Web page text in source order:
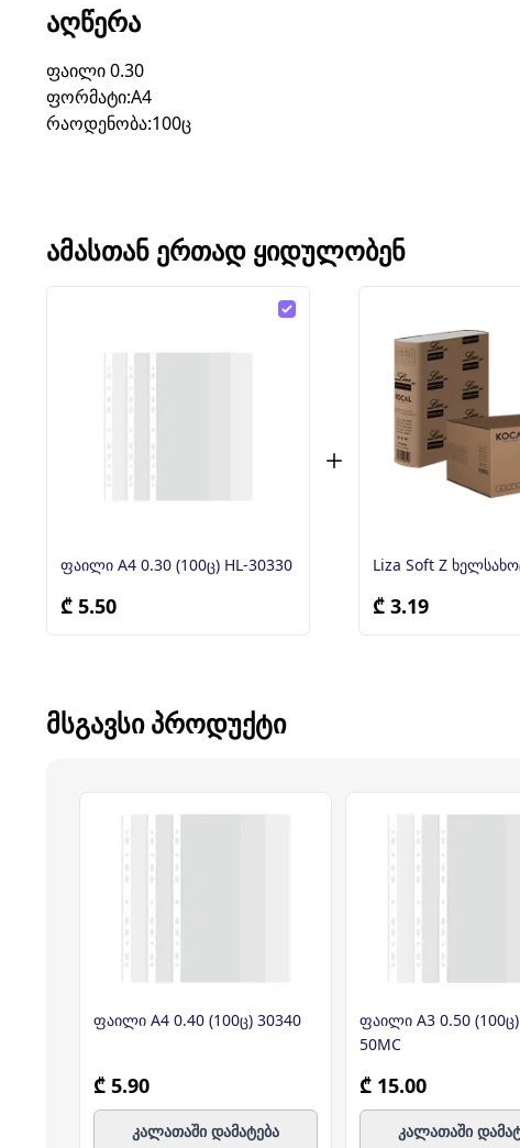
ᲐᲦᲬᲔᲠᲐ
ფაილი 0.30
ფორმატი:A4
რაოდენობა:100ც
ᲐᲛᲐᲡᲗᲐᲜ ᲔᲠᲗᲐᲓ ᲧᲘᲓᲣᲚᲝᲑᲔᲜ
ფაილი A4 0.30 (100ც) HL-30330
₾ 5.50
Liza Soft Z
₾ 3.19
ᲛᲡᲒᲐᲕᲡᲘ ᲞᲠᲝᲓᲣᲥᲢᲘ
ფაილი A4 0.40 (100ც) 30340
₾ 5.90
კალათაში დამატება
ფაილი A3 0.50 (100ც)
50MC
₾ 15.00
კალათაში